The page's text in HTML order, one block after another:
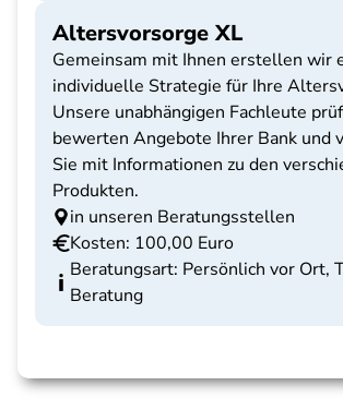
Altersvorsorge XL
Gemeinsam mit Ihnen erstellen wir
individuelle Strategie für Ihre
Unsere unabhängigen Fachleute
bewerten Angebote Ihrer Bank und
Sie mit Informationen zu den
Produkten.
in unseren Beratungsstellen
Kosten: 100,00 Euro
Beratungsart: Persönlich vor Ort,
Beratung